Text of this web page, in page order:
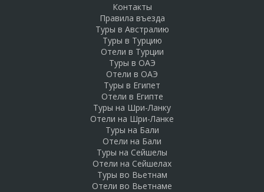
Контакты
Правила въезда
Туры в Австралию
Туры в Турцию
Отели в Турции
Туры в ОАЭ
Отели в ОАЭ
Туры в Египет
Отели в Египте
Туры на Шри-Ланку
Отели на Шри-Ланке
Туры на Бали
Отели на Бали
Туры на Сейшелы
Отели на Сейшелах
Туры во Вьетнам
Отели во Вьетнаме